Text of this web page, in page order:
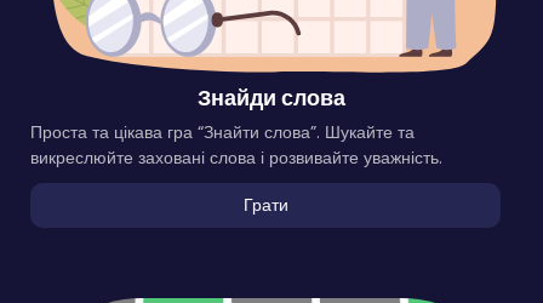
Знайди слова
Проста та цікава гра “Знайти слова”. Шукайте та
викреслюйте заховані слова і розвивайте уважність.
Грати